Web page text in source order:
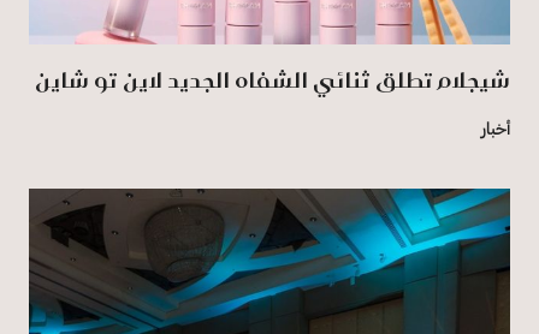
شيجلام تطلق ثنائي الشفاه الجديد لاين تو شاين
أخبار